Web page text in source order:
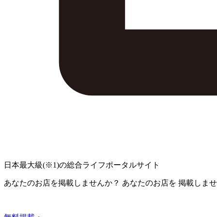
日本最大級(※1)の総合ライフポータルサイト
あなたのお店を掲載しませんか？ あなたのお店を 掲載しま